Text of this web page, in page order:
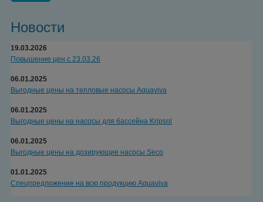
Новости
19.03.2026
Повышение цен с 23.03.26
06.01.2025
Выгодные цены на тепловые насосы Aquaviva
06.01.2025
Выгодные цены на насосы для бассейна Kripsol
06.01.2025
Выгодные цены на дозирующие насосы Seco
01.01.2025
Спецпредложение на всю продукцию Aquaviva